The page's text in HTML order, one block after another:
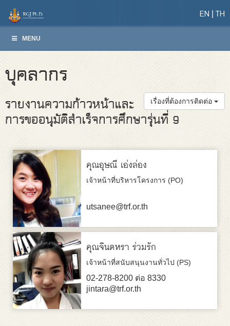
EN TH
MENU
บุคลากร
เรื่องที่ต้องการติดต่อ
รายงานความก้าวหน้าและ
การขออนุมัติสำเร็จการศึกษารุ่นที่ 9
คุณอุษณี เอ่งล่อง
เจ้าหน้าที่บริหารโครงการ (PO)
utsanee@trf.or.th
คุณจินตหรา ร่วมรัก
เจ้าหน้าที่สนับสนุนงานทั่วไป (PS)
02-278-8200 ต่อ 8330
jintara@trf.or.th